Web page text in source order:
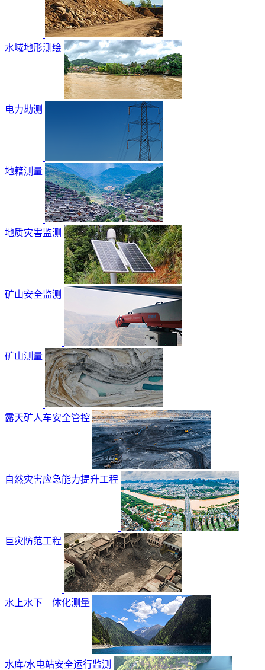
水域地形测绘
电力勘测
地籍测量
地质灾害监测
矿山安全监测
矿山测量
露天矿人车安全管控
自然灾害应急能力提升工程
巨灾防范工程
水上水下—体化测量
水库/水电站安全运行监测